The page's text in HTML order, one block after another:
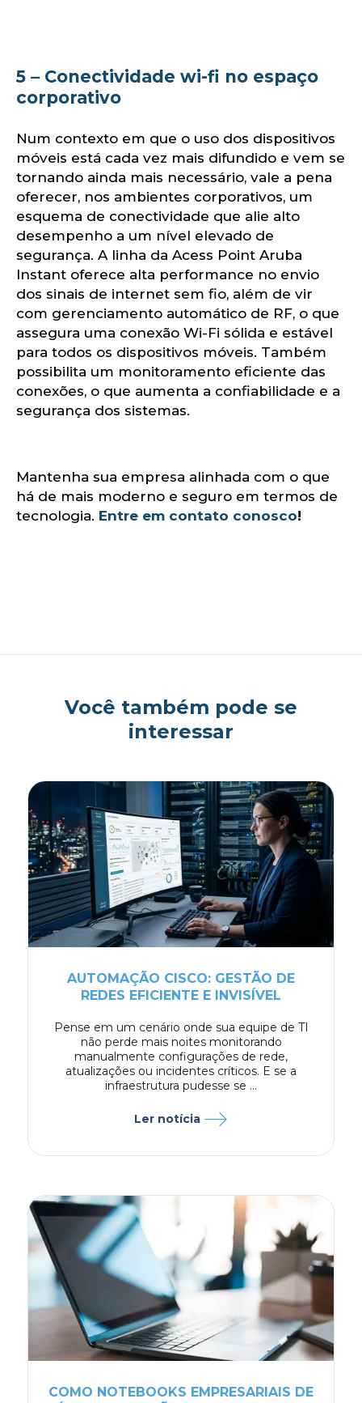
5 – Conectividade wi-fi no espaço
corporativo
Num contexto em que o uso dos dispositivos
móveis está cada vez mais difundido e vem se
tornando ainda mais necessário, vale a pena
oferecer, nos ambientes corporativos, um
esquema de conectividade que alie alto
desempenho a um nível elevado de
segurança. A linha da Acess Point Aruba
Instant oferece alta performance no envio
dos sinais de internet sem fio, além de vir
com gerenciamento automático de RF, o que
assegura uma conexão Wi-Fi sólida e estável
para todos os dispositivos móveis. Também
possibilita um monitoramento eficiente das
conexões, o que aumenta a confiabilidade e a
segurança dos sistemas.
Mantenha sua empresa alinhada com o que
há de mais moderno e seguro em termos de
tecnologia. Entre em contato conosco!
Você também pode se
interessar
AUTOMAÇÃO CISCO: GESTÃO DE
REDES EFICIENTE E INVISÍVEL
Pense em um cenário onde sua equipe de TI
não perde mais noites monitorando
manualmente configurações de rede,
atualizações ou incidentes críticos. E se a
infraestrutura pudesse se ...
Ler notícia
COMO NOTEBOOKS EMPRESARIAIS DE